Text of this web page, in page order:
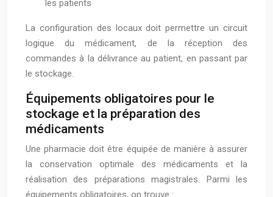
les patients
La configuration des locaux doit permettre un circuit
logique du médicament, de la réception des
commandes à la délivrance au patient, en passant par
le stockage.
Équipements obligatoires pour le
stockage et la préparation des
médicaments
Une pharmacie doit être équipée de manière à assurer
la conservation optimale des médicaments et la
réalisation des préparations magistrales. Parmi les
équipements obligatoires, on trouve :